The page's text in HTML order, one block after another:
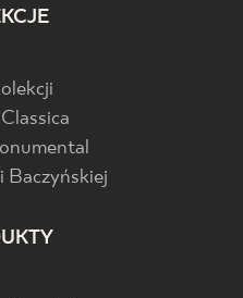
Baczyńskiej